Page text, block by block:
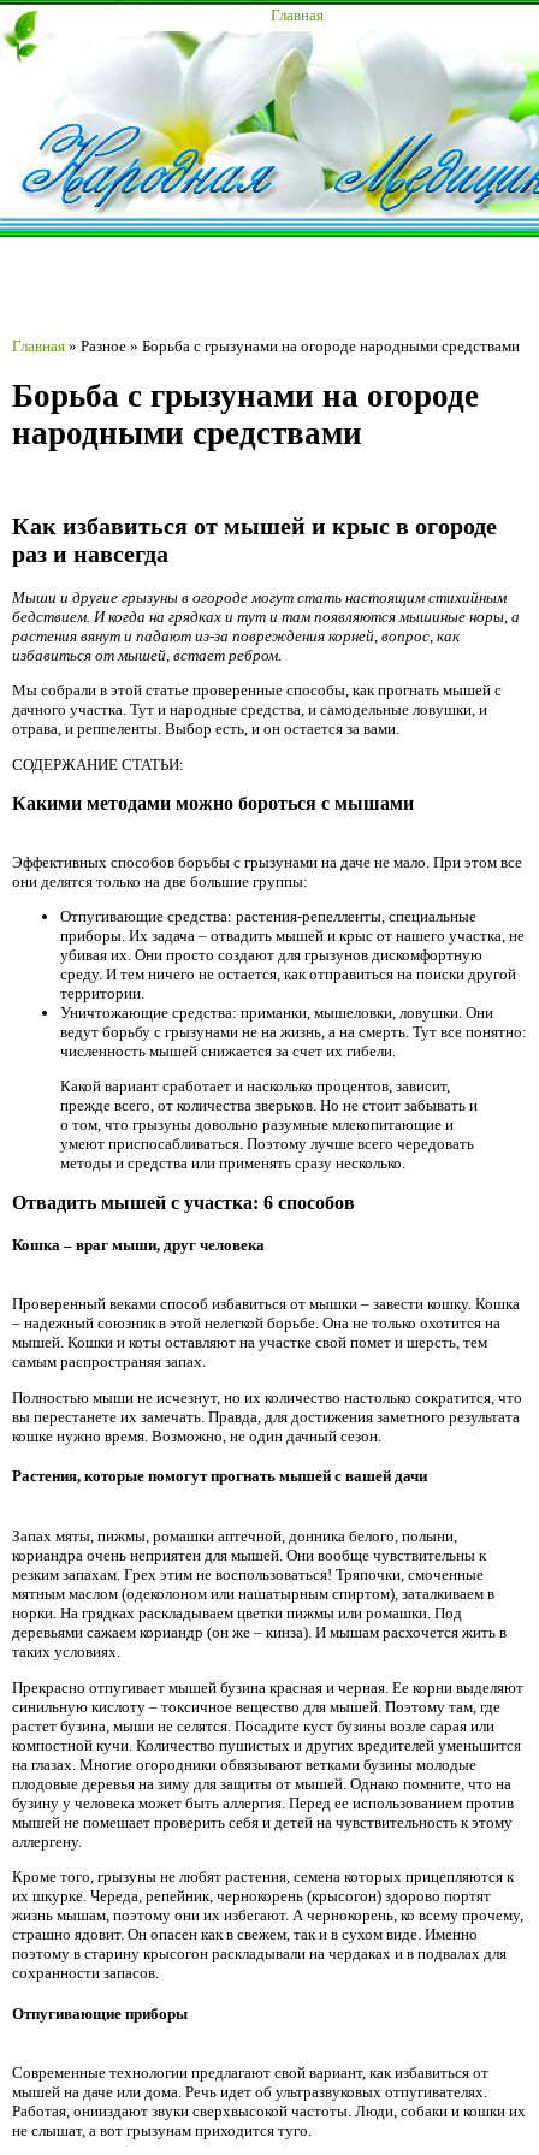
Главная
Главная » Разное » Борьба с грызунами на огороде народными средствами
Борьба с грызунами на огороде
народными средствами
Как избавиться от мышей и крыс в огороде
раз и навсегда
Мыши и другие грызуны в огороде могут стать настоящим стихийным
бедствием. И когда на грядках и тут и там появляются мышиные норы, а
растения вянут и падают из-за повреждения корней, вопрос, как
избавиться от мышей, встает ребром.
Мы собрали в этой статье проверенные способы, как прогнать мышей с
дачного участка. Тут и народные средства, и самодельные ловушки, и
отрава, и реппеленты. Выбор есть, и он остается за вами.
СОДЕРЖАНИЕ СТАТЬИ:
Какими методами можно бороться с мышами
Эффективных способов борьбы с грызунами на даче не мало. При этом все
они делятся только на две большие группы:
Отпугивающие средства: растения-репелленты, специальные
приборы. Их задача – отвадить мышей и крыс от нашего участка, не
убивая их. Они просто создают для грызунов дискомфортную
среду. И тем ничего не остается, как отправиться на поиски другой
территории.
Уничтожающие средства: приманки, мышеловки, ловушки. Они
ведут борьбу с грызунами не на жизнь, а на смерть. Тут все понятно:
численность мышей снижается за счет их гибели.
Какой вариант сработает и насколько процентов, зависит,
прежде всего, от количества зверьков. Но не стоит забывать и
о том, что грызуны довольно разумные млекопитающие и
умеют приспосабливаться. Поэтому лучше всего чередовать
методы и средства или применять сразу несколько.
Отвадить мышей с участка: 6 способов
Кошка – враг мыши, друг человека
Проверенный веками способ избавиться от мышки – завести кошку. Кошка
– надежный союзник в этой нелегкой борьбе. Она не только охотится на
мышей. Кошки и коты оставляют на участке свой помет и шерсть, тем
самым распространяя запах.
Полностью мыши не исчезнут, но их количество настолько сократится, что
вы перестанете их замечать. Правда, для достижения заметного результата
кошке нужно время. Возможно, не один дачный сезон.
Растения, которые помогут прогнать мышей с вашей дачи
Запах мяты, пижмы, ромашки аптечной, донника белого, полыни,
кориандра очень неприятен для мышей. Они вообще чувствительны к
резким запахам. Грех этим не воспользоваться! Тряпочки, смоченные
мятным маслом (одеколоном или нашатырным спиртом), заталкиваем в
норки. На грядках раскладываем цветки пижмы или ромашки. Под
деревьями сажаем кориандр (он же – кинза). И мышам расхочется жить в
таких условиях.
Прекрасно отпугивает мышей бузина красная и черная. Ее корни выделяют
синильную кислоту – токсичное вещество для мышей. Поэтому там, где
растет бузина, мыши не селятся. Посадите куст бузины возле сарая или
компостной кучи. Количество пушистых и других вредителей уменьшится
на глазах. Многие огородники обвязывают ветками бузины молодые
плодовые деревья на зиму для защиты от мышей. Однако помните, что на
бузину у человека может быть аллергия. Перед ее использованием против
мышей не помешает проверить себя и детей на чувствительность к этому
аллергену.
Кроме того, грызуны не любят растения, семена которых прицепляются к
их шкурке. Череда, репейник, чернокорень (крысогон) здорово портят
жизнь мышам, поэтому они их избегают. А чернокорень, ко всему прочему,
страшно ядовит. Он опасен как в свежем, так и в сухом виде. Именно
поэтому в старину крысогон раскладывали на чердаках и в подвалах для
сохранности запасов.
Отпугивающие приборы
Современные технологии предлагают свой вариант, как избавиться от
мышей на даче или дома. Речь идет об ультразвуковых отпугивателях.
Работая, онииздают звуки сверхвысокой частоты. Люди, собаки и кошки их
не слышат, а вот грызунам приходится туго.